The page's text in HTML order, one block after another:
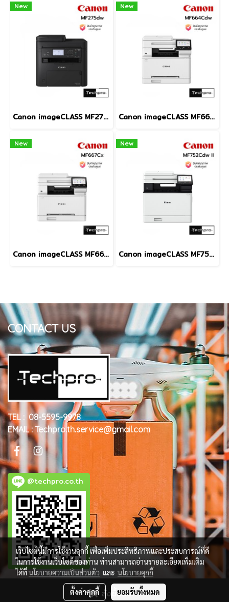
สั่งซื้อสินค้า
New
Canon imageCLASS MF275dw Wireless Monochrome Laser All-in-One Printer Print Scan Copy Fax ADF Auto Duplex Wi-Fi LAN A4 เครื่องพิมพ์เลเซอร์ขาวดำ
New
Canon imageCLASS MF664Cdw Color Laser All-in-One Printer ADF Wi-Fi Gigabit LAN Auto Duplex Print Scan Copy A4 เครื่องพิมพ์เลเซอร์สี
New
Canon imageCLASS MF667Cx Color Laser All-in-One Printer Print Scan Copy Fax Duplex Scan Wi-Fi Gigabit LAN A4 เครื่องพิมพ์เลเซอร์สี
New
Canon imageCLASS MF752Cdw II Color Laser All-in-One Printer ADF Duplex Scan Wi-Fi Gigabit LAN Auto Duplex A4 เครื่องพิมพ์เลเซอร์สี
CONTACT US
TEL : 08-5595-9978
EMAIL : Techpro.th.service@gmail.com
@techpro.co.th
© Copyright 2018 All Rights Reserved. MakeWebEasy.com
เว็บไซต์นี้มีการใช้งานคุกกี้ เพื่อเพิ่มประสิทธิภาพและประสบการณ์ที่ดี
ในการใช้งานเว็บไซต์ของท่าน ท่านสามารถอ่านรายละเอียดเพิ่มเติม
ได้ที่นโยบายความเป็นส่วนตัว และ นโยบายคุกกี้
ตั้งค่าคุกกี้ ยอมรับทั้งหมด